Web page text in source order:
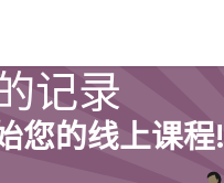
记录
您的线上课程!